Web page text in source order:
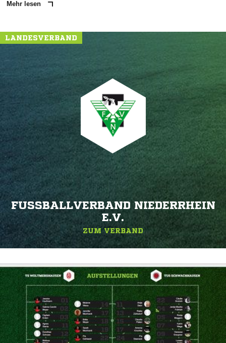
Mehr lesen
LANDESVERBAND
FUSSBALLVERBAND NIEDERRHEIN E
.V.
ZUM VERBAND